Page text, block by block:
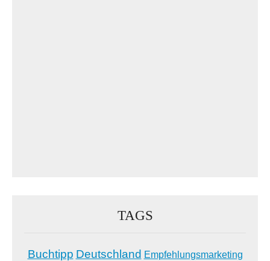
TAGS
Buchtipp Deutschland Empfehlungsmarketing